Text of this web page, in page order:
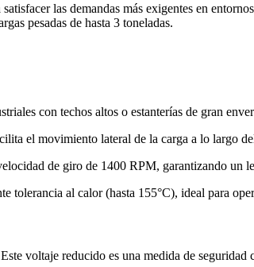
las demandas más exigentes en
pesadas de hasta 3 toneladas.
con techos altos o estanterías de gran
el movimiento lateral de la carga a lo largo
de giro de 1400 RPM, garantizando un
tolerancia al calor (hasta 155°C), ideal para
voltaje reducido es una medida de